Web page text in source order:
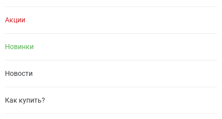
Акции
Новинки
Новости
Как купить?